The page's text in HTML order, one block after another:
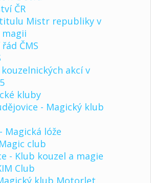
ČR
Mistr republiky v
ČMS
akcí v
kluby
- Magický klub
Magická lóže
club
- Klub kouzel a magie
Club
klub Motorlet